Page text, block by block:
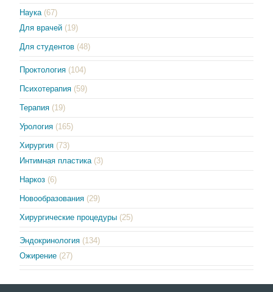
Наука (67)
Для врачей (19)
Для студентов (48)
Проктология (104)
Психотерапия (59)
Терапия (19)
Урология (165)
Хирургия (73)
Интимная пластика (3)
Наркоз (6)
Новообразования (29)
Хирургические процедуры (25)
Эндокринология (134)
Ожирение (27)